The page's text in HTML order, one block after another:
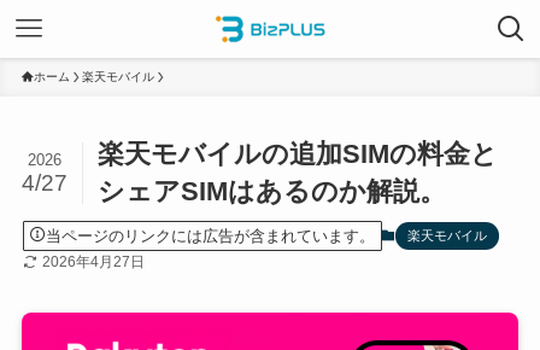
ホーム 楽天モバイル
楽天モバイルの追加SIMの料金と
シェアSIMはあるのか解説。
2026
4/27
当ページのリンクには広告が含まれています。 楽天モバイル
2026年4月27日